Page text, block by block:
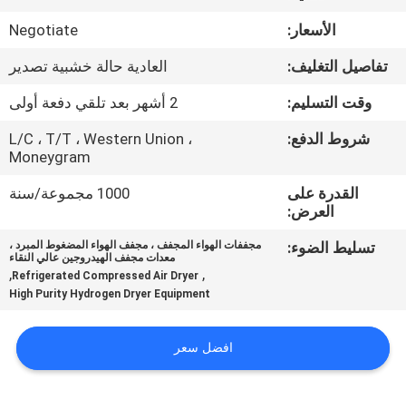
الجودة
اتصل
القضايا
أسعار
الأسعار:
Negotiate
تفاصيل التغليف:
العادية حالة خشبية تصدير
وقت التسليم:
2 أشهر بعد تلقي دفعة أولى
شروط الدفع:
L/C ، T/T ، Western Union ،
Moneygram
القدرة على
العرض:
1000 مجموعة/سنة
تسليط الضوء:
مجففات الهواء المجفف ، مجفف الهواء المضغوط المبرد ،
معدات مجفف الهيدروجين عالي النقاء
,
Refrigerated Compressed Air Dryer
,
High Purity Hydrogen Dryer Equipment
افضل سعر